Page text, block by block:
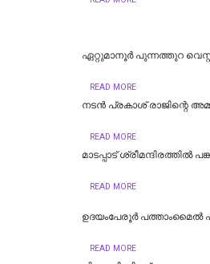
ഏറ്റുമാനൂര്‍ പുന്നത്തുറ
READ MORE
നടൻ പ്രകാശ് രാജിന്റെ
READ MORE
മാടപ്പാട് ശ്രീമന്ദിരത്തിൽ
READ MORE
ഉദയംപേരൂർ പത്താംമൈൽ
READ MORE